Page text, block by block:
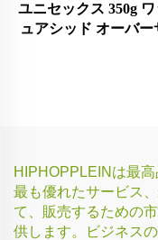
ユニセックス 350g
ュアシッド オーバー
HIPHOPPLEINは最
最も優れたサービス
て、販売するための
供します。ビジネス